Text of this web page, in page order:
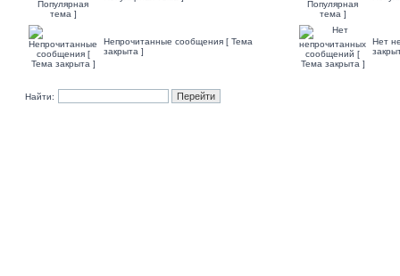
Непрочитанные сообщения [ Тема
закрыта ]
Нет
Найти: